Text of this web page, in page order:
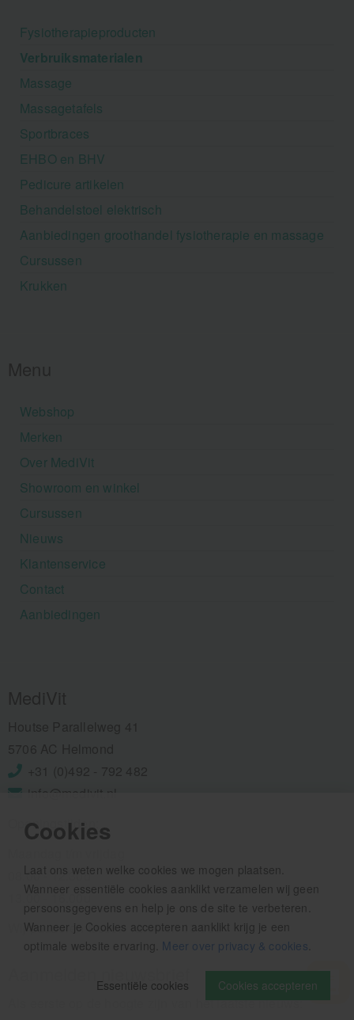
Cookies
Laat ons weten welke cookies we mogen plaatsen.
Wanneer essentiële cookies aanklikt verzamelen wij geen
persoonsgegevens en help je ons de site te verbeteren.
Wanneer je Cookies accepteren aanklikt krijg je een
optimale website ervaring. Meer over privacy & cookies
Cookies accepteren
Essentiële cookies
Fysiotherapieproducten
Verbruiksmaterialen
Massage
Massagetafels
Sportbraces
EHBO en BHV
Pedicure artikelen
Behandelstoel elektrisch
Aanbiedingen groothandel fysiotherapie en massage
Cursussen
Krukken
Webshop
Merken
Over MediVit
Showroom en winkel
Cursussen
Nieuws
Klantenservice
Contact
Aanbiedingen
info@medivit.nl
Openingstijden:
08.00 - 12.30u
13.00 - 16.00u
Wij pauzeren tussen 12.30 en 13.00u
Als eerste op de hoogte zijn van het laatste nieuws: